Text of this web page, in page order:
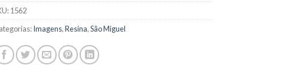
1562
Imagens,Resina,São Miguel